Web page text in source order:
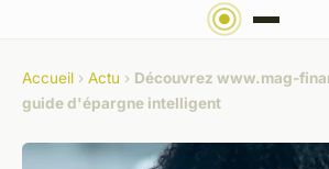
Accueil › Actu › Découvrez www.mag-
guide d'épargne intelligent